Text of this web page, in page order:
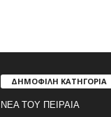
ΔΗΜΟΦΙΛΗ ΚΑΤΗΓΟΡΙΑ
ΝΕΑ ΤΟΥ ΠΕΙΡΑΙΑ